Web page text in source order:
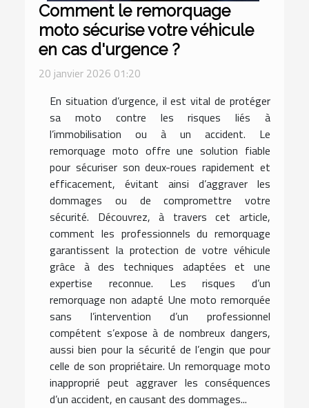
Comment le remorquage
moto sécurise votre véhicule
en cas d'urgence ?
20 janvier 2026 01:20
En situation d’urgence, il est vital de protéger
sa moto contre les risques liés à
l’immobilisation ou à un accident. Le
remorquage moto offre une solution fiable
pour sécuriser son deux-roues rapidement et
efficacement, évitant ainsi d’aggraver les
dommages ou de compromettre votre
sécurité. Découvrez, à travers cet article,
comment les professionnels du remorquage
garantissent la protection de votre véhicule
grâce à des techniques adaptées et une
expertise reconnue. Les risques d’un
remorquage non adapté Une moto remorquée
sans l’intervention d’un professionnel
compétent s’expose à de nombreux dangers,
aussi bien pour la sécurité de l’engin que pour
celle de son propriétaire. Un remorquage moto
inapproprié peut aggraver les conséquences
d’un accident, en causant des dommages...